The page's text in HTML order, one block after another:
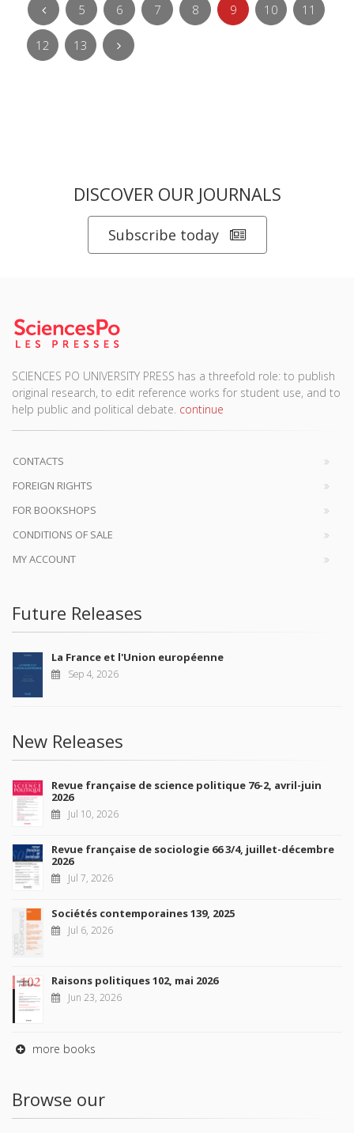
5 6 7 8 9 10 11
12 13
DISCOVER OUR JOURNALS
Subscribe today
SCIENCES PO UNIVERSITY PRESS has a threefold role: to publish
original research, to edit reference works for student use, and to
help public and political debate. continue
CONTACTS
FOREIGN RIGHTS
FOR BOOKSHOPS
CONDITIONS OF SALE
MY ACCOUNT
Future Releases
La France et l'Union européenne
Sep 4, 2026
New Releases
Revue française de science politique 76-2, avril-juin
2026
Jul 10, 2026
Revue française de sociologie 66 3/4, juillet-décembre
2026
Jul 7, 2026
Sociétés contemporaines 139, 2025
Jul 6, 2026
Raisons politiques 102, mai 2026
Jun 23, 2026
more books
Browse our